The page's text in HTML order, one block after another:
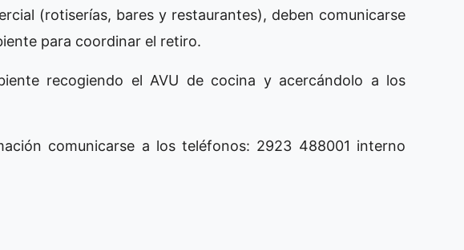
(rotiserías, bares y restaurantes), deben comunicarse
para coordinar el retiro.
recogiendo el AVU de cocina y acercándolo a los
comunicarse a los teléfonos: 2923 488001 interno